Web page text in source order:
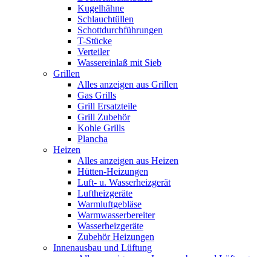
Kugelhähne
Schlauchtüllen
Schottdurchführungen
T-Stücke
Verteiler
Wassereinlaß mit Sieb
Grillen
Alles anzeigen aus Grillen
Gas Grills
Grill Ersatzteile
Grill Zubehör
Kohle Grills
Plancha
Heizen
Alles anzeigen aus Heizen
Hütten-Heizungen
Luft- u. Wasserheizgerät
Luftheizgeräte
Warmluftgebläse
Warmwasserbereiter
Wasserheizgeräte
Zubehör Heizungen
Innenausbau und Lüftung